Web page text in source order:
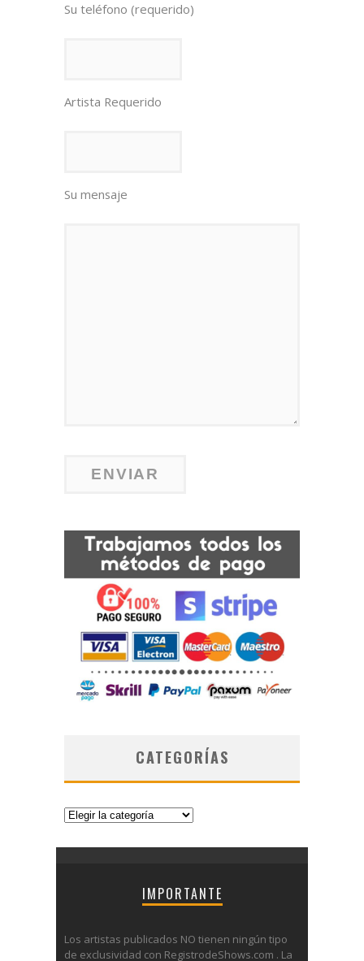
Su teléfono (requerido)
Artista Requerido
Su mensaje
CATEGORÍAS
Categorías
IMPORTANTE
Los artistas publicados NO tienen ningún tipo
de exclusividad con RegistrodeShows.com . La